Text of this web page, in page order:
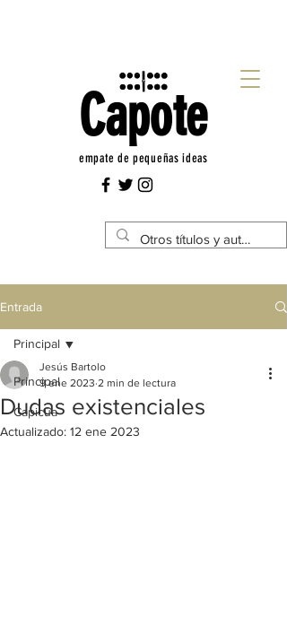
Capote
empate de pequeñas ideas
Entrada
Principal
Capicúa
Principal
Dudas existenciales
Jesús Bartolo
9 ene 2023 2 min de lectura
Actualizado: 12 ene 2023